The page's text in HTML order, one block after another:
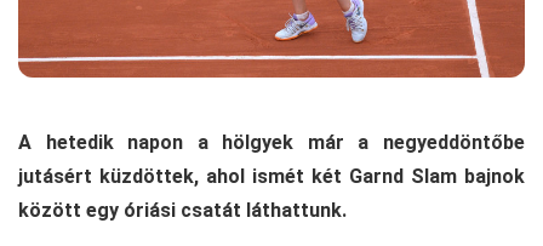
A hetedik napon a hölgyek már a negyeddöntőbe
jutásért küzdöttek, ahol ismét két Garnd Slam bajnok
között egy óriási csatát láthattunk.